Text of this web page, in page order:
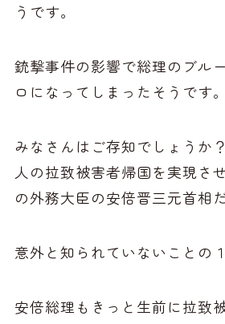
うです。
銃撃事件の影響で総理のブル
ロになってしまったそうです。
みなさんはご存知でしょうか
人の拉致被害者帰国を実現さ
の外務大臣の安倍晋三元首相
意外と知られていないことの
安倍総理もきっと生前に拉致